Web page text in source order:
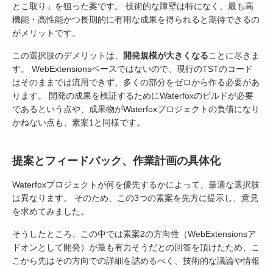
とこ取り」を狙った案です。 技術的な障壁は特になく、最も高
機能・高性能かつ長期的に有用な成果を得られると期待できるの
がメリットです。
この選択肢のデメリットは、 開発規模が大きくなることに尽きま
す。 WebExtensionsベースではないので、現行のTSTのコード
はそのままでは流用できず、多くの部分をゼロから作る必要があ
ります。 開発の成果を検証するためにWaterfoxのビルドが必要
であるという点や、成果物がWaterfoxプロジェクトの負債になり
かねない点も、素案1と同様です。
提案とフィードバック、作業計画の具体化
Waterfoxプロジェクトが何を優先するかによって、最適な選択肢
は異なります。 そのため、この3つの素案を先方に提示し、意見
を求めてみました。
そうしたところ、この中では素案2の方向性（WebExtensionsア
ドオンとして開発）が最も有力そうだとの回答を頂けたため、こ
こから先はその方向での詳細を詰めるべく、技術的な議論や情報